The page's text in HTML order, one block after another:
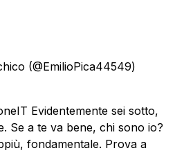
(@EmilioPica44549)
Evidentemente sei sotto,
Se a te va bene, chi sono io?
fondamentale. Prova a